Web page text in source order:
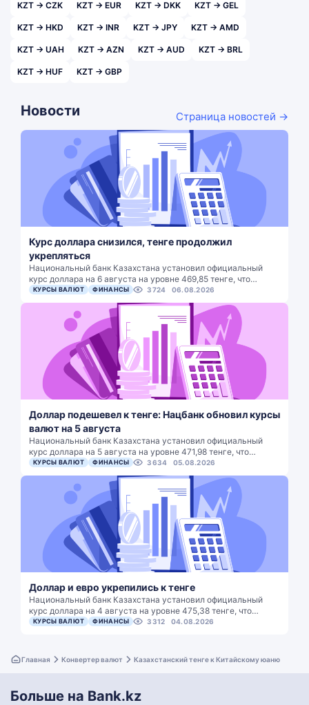
KZT → CZK KZT → EUR KZT → DKK KZT → GEL
KZT → HKD KZT → INR KZT → JPY KZT → AMD
KZT → UAH KZT → AZN KZT → AUD KZT → BRL
KZT → HUF KZT → GBP
Новости Страница новостей →
Курс доллара снизился, тенге продолжил
укрепляться
Национальный банк Казахстана установил официальный
курс доллара на 6 августа на уровне 469,85 тенге, что…
КУРСЫ ВАЛЮТ ФИНАНСЫ 3724 06.08.2026
Доллар подешевел к тенге: Нацбанк обновил курсы
валют на 5 августа
Национальный банк Казахстана установил официальный
курс доллара на 5 августа на уровне 471,98 тенге, что…
КУРСЫ ВАЛЮТ ФИНАНСЫ 3634 05.08.2026
Доллар и евро укрепились к тенге
Национальный банк Казахстана установил официальный
курс доллара на 4 августа на уровне 475,38 тенге, что…
КУРСЫ ВАЛЮТ ФИНАНСЫ 3312 04.08.2026
Главная Конвертер валют Казахстанский тенге к Китайскому юаню
Больше на Bank.kz